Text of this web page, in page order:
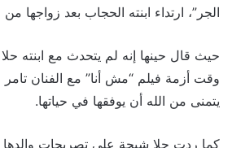
الجر”، ارتداء ابنته الحجاب بعد زواجها
وقت أزمة فيلم “مش أنا” مع الفنان
يتمنى من الله أن يوفقها في حياتها.
كما ردت حلا شيحة على تصريحات